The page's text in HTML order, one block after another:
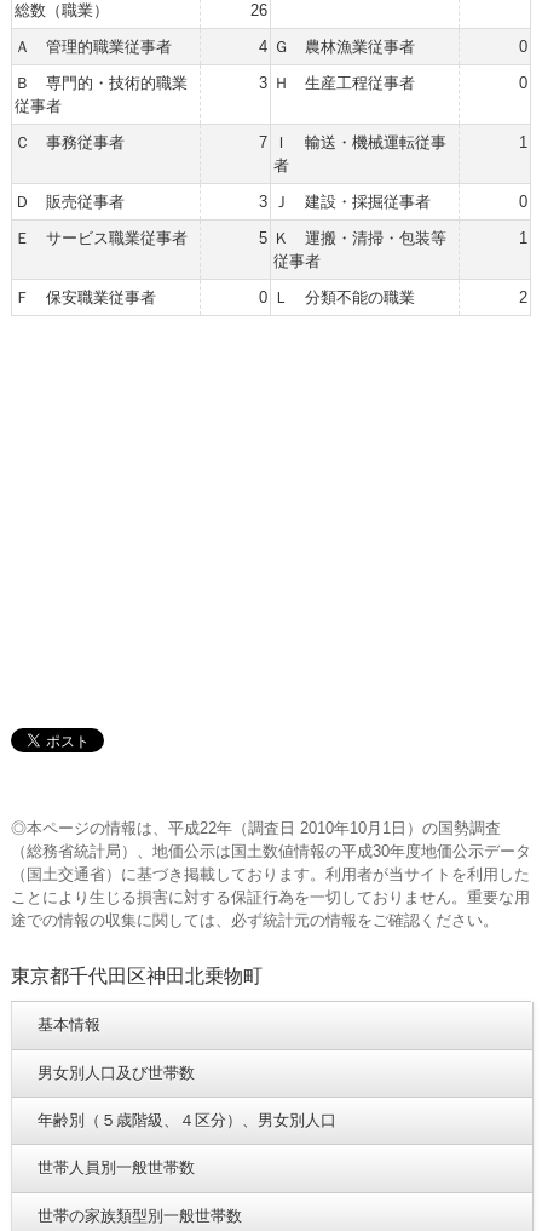
総数（職業）
26
Ａ 管理的職業従事者
4 Ｇ 農林漁業従事者
0
Ｂ 専門的・技術的職業
従事者
3 Ｈ 生産工程従事者 0
Ｃ 事務従事者 7
Ｉ 輸送・機械運転従事
者
1
Ｄ 販売従事者 3 Ｊ 建設・採掘従事者
0
Ｅ サービス職業従事者
5 Ｋ 運搬・清掃・包装等
従事者
1
Ｆ 保安職業従事者 0 Ｌ 分類不能の職業 2
◎本ページの情報は、平成22年（調査日 2010年10月1日）の国勢調査
（総務省統計局）、地価公示は国土数値情報の平成30年度地価公示データ
（国土交通省）に基づき掲載しております。利用者が当サイトを利用した
ことにより生じる損害に対する保証行為を一切しておりません。重要な用
途での情報の収集に関しては、必ず統計元の情報をご確認ください。
東京都千代田区神田北乗物町
基本情報
男女別人口及び世帯数
年齢別（５歳階級、４区分）、男女別人口
世帯人員別一般世帯数
世帯の家族類型別一般世帯数